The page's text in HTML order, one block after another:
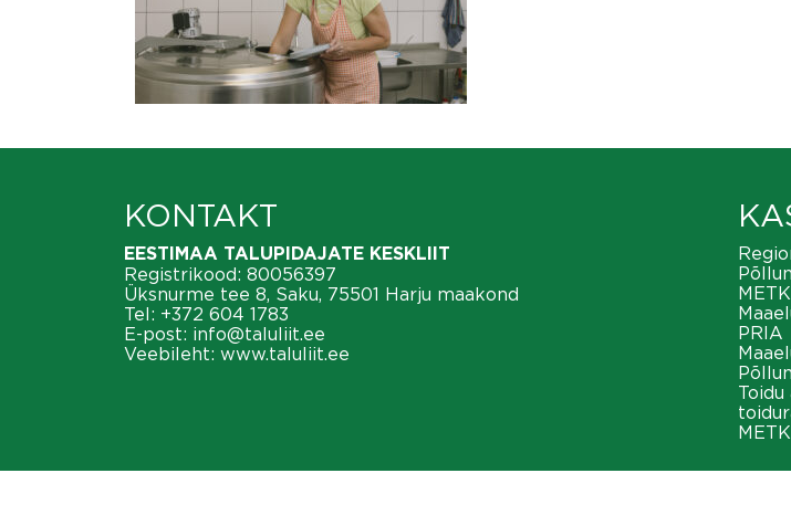
KONTAKT
EESTIMAA TALUPIDAJATE KESKLIIT
Registrikood: 80056397
Üksnurme tee 8, Saku, 75501 Harju maakond
Tel: +372 604 1783
E-post: info@taluliit.ee
Veebileht: www.taluliit.ee
PRIA